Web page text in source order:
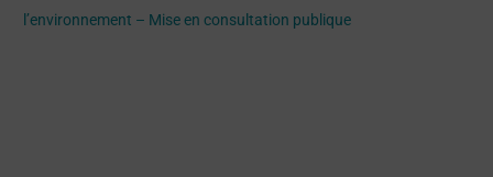
l’environnement – Mise en consultation publique